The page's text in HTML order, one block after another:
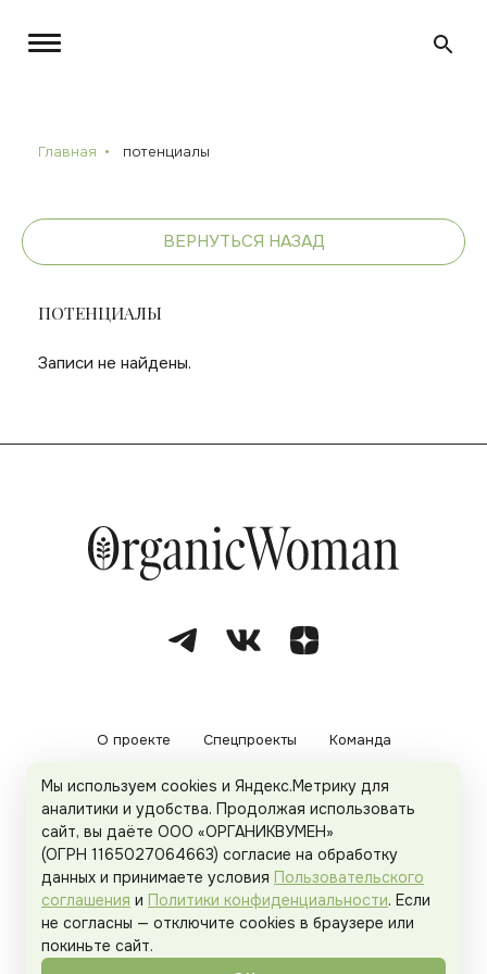
Главная потенциалы
ВЕРНУТЬСЯ НАЗАД
ПОТЕНЦИАЛЫ
Записи не найдены.
О проекте Спецпроекты Команда
Рекламодателям Политика конфиденциальности
Пользовательское соглашение
Organicwoman.ru . Все права защищены.
Мы используем cookies и Яндекс.Метрику для
аналитики и удобства. Продолжая использовать
сайт, вы даёте ООО «ОРГАНИКВУМЕН»
(ОГРН 1165027064663) согласие на обработку
данных и принимаете условия Пользовательского
соглашения и Политики конфиденциальности. Если
не согласны — отключите cookies в браузере или
покиньте сайт.